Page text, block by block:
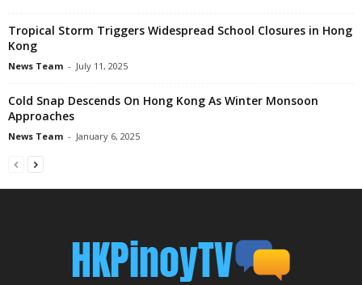
Tropical Storm Triggers Widespread School Closures in Hong
Kong
News Team - July 11, 2025
Cold Snap Descends On Hong Kong As Winter Monsoon
Approaches
News Team - January 6, 2025